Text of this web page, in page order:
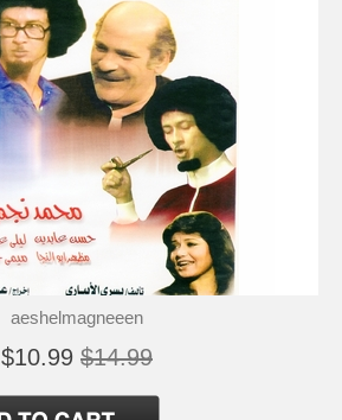
aeshelmagneeen
$10.99 $14.99